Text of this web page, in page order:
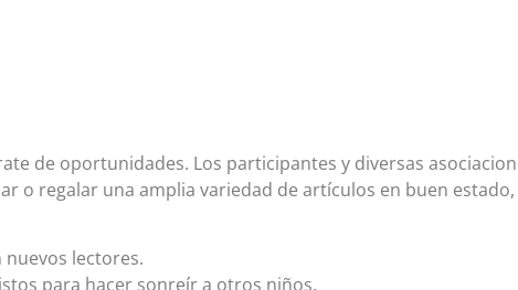
de oportunidades. Los participantes y diversas
o regalar una amplia variedad de artículos en buen estado,
nuevos lectores.
para hacer sonreír a otros niños.